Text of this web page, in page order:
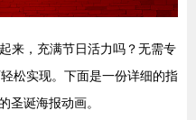
来，充满节日活力吗？无需专
松实现。下面是一份详细的指
圣诞海报动画。